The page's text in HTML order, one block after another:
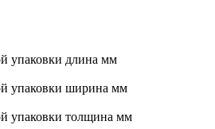
упаковки длина мм
упаковки ширина мм
упаковки толщина мм